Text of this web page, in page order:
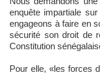
enquête impartiale
engageons à faire en
sécurité son droit de
Constitution
Pour elle, «les forces